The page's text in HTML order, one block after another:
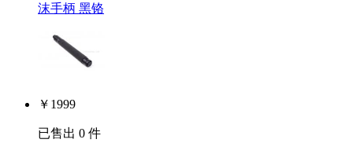
沫手柄 黑铬
￥ 1999
已售出 0 件